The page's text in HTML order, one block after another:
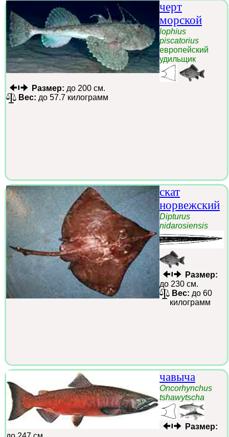
черт
морской
lophius
piscatorius
европейский
удильщик
Размер: до 200 см.
Вес: до 57.7 килограмм
скат
норвежский
Dipturus
nidarosiensis
Размер:
до 230 см.
Вес: до 60
килограмм
чавыча
Oncorhynchus
tshawytscha
Размер: